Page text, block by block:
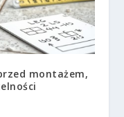
montażem,